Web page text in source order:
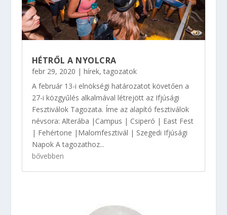
HÉTRŐL A NYOLCRA
febr 29, 2020 | hírek,tagozatok
A február 13-i elnökségi határozatot követően a
27-i közgyűlés alkalmával létrejött az Ifjúsági
Fesztiválok Tagozata. Íme az alapító fesztiválok
névsora: Alterába |Campus | Csiperó | East Fest
| Fehértone |Malomfesztivál | Szegedi Ifjúsági
Napok A tagozathoz...
bővebben